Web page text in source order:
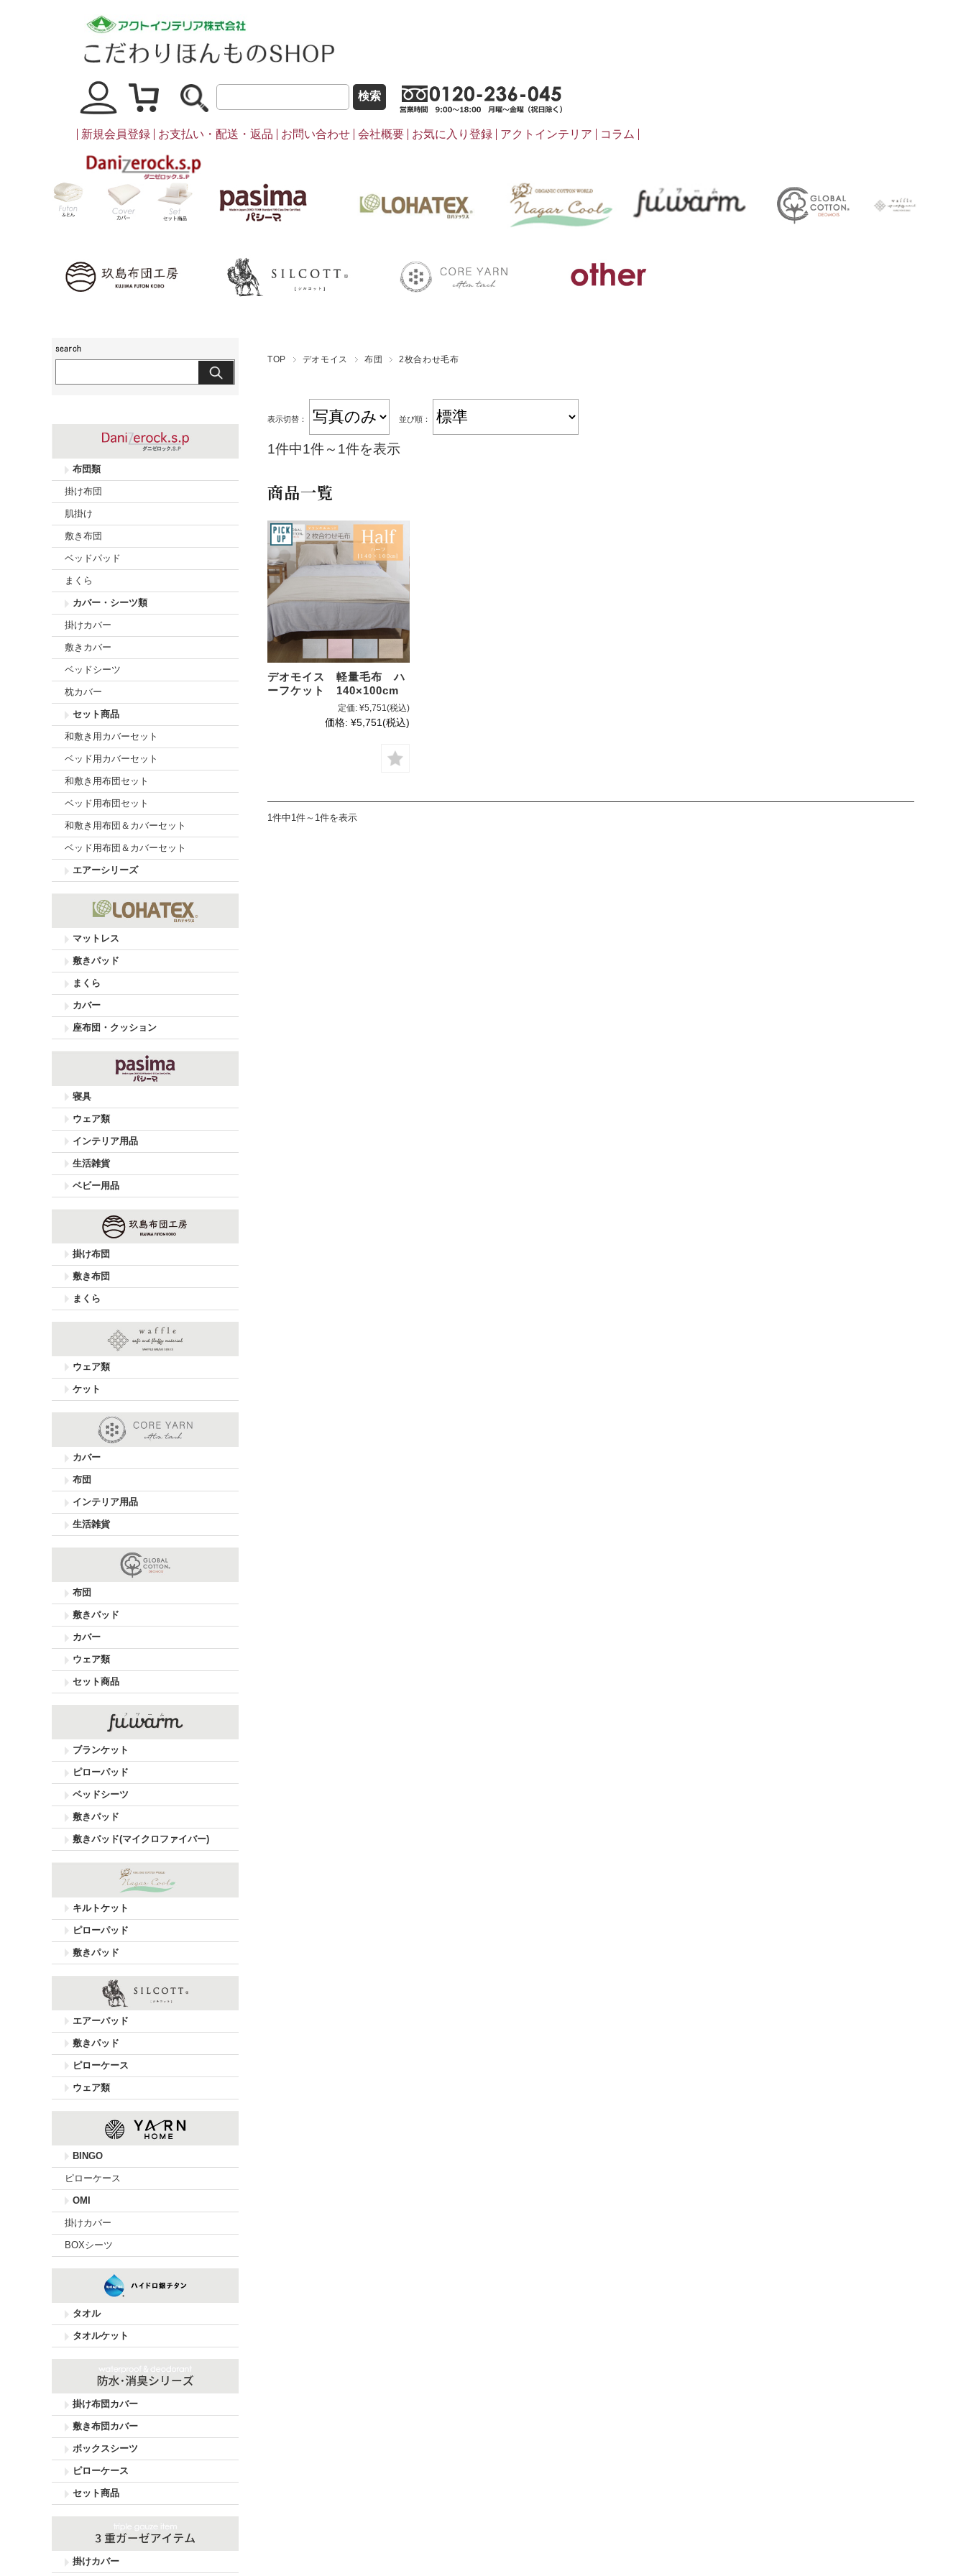
マイページ買い物かご
新規会員登録 お支払い・配送・返品 お問い合わせ 会社概要 お気に入り登録 アクトインテリア コラム
セット商品
LOHATEX
ナガークール FUWARM
TOP デオモイス 布団 2枚合わせ毛布
表示切替： 並び順：
1件中1件～1件を表示
商品一覧
デオモイス 軽量毛布 ハ
ーフケット 140×100cm
定価: ¥5,751(税込)
価格: ¥5,751(税込)
1件中1件～1件を表示
布団類
掛け布団
肌掛け
敷き布団
ベッドパッド
まくら
カバー・シーツ類
掛けカバー
敷きカバー
ベッドシーツ
枕カバー
セット商品
和敷き用カバーセット
ベッド用カバーセット
和敷き用布団セット
ベッド用布団セット
和敷き用布団＆カバーセット
ベッド用布団＆カバーセット
エアーシリーズ
マットレス
敷きパッド
まくら
カバー
座布団・クッション
寝具
ウェア類
インテリア用品
生活雑貨
ベビー用品
掛け布団
敷き布団
まくら
ウェア類
ケット
カバー
布団
インテリア用品
生活雑貨
布団
敷きパッド
カバー
ウェア類
セット商品
ブランケット
ピローパッド
ベッドシーツ
敷きパッド
敷きパッド(マイクロファイバー)
キルトケット
ピローパッド
敷きパッド
エアーパッド
敷きパッド
ピローケース
ウェア類
BINGO
ピローケース
OMI
掛けカバー
BOXシーツ
タオル
タオルケット
掛け布団カバー
敷き布団カバー
ボックスシーツ
ピローケース
セット商品
掛けカバー